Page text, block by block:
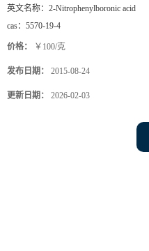
英文名称： 2-Nitrophenylboronic acid
cas： 5570-19-4
价格： ￥100/克
发布日期： 2015-08-24
更新日期： 2026-02-03